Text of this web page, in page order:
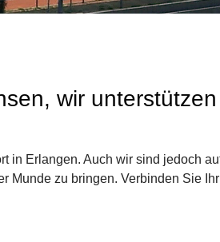
wir unterstützen
Erlangen. Auch wir sind jedoch
zu bringen. Verbinden Sie